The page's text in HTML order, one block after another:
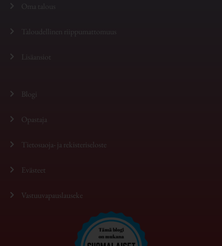
Oma talous
Taloudellinen riippumattomuus
Lisäansiot
Blogi
Opastaja
Tietosuoja- ja rekisteriseloste
Evästeet
Vastuuvapauslauseke